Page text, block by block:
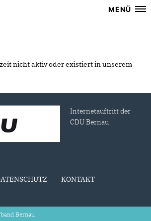
MENÜ
nicht aktiv oder existiert in unserem
Internetauftritt der
CDU Bernau
KONTAKT
Bernau